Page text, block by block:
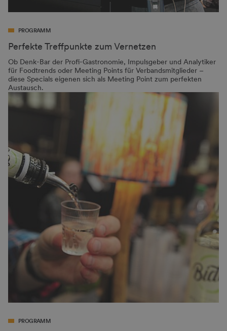
PROGRAMM
Perfekte Treffpunkte zum Vernetzen
Ob Denk-Bar der Profi-Gastronomie, Impulsgeber und Analytiker
für Foodtrends oder Meeting Points für Verbandsmitglieder –
diese Specials eigenen sich als Meeting Point zum perfekten
Austausch.
PROGRAMM